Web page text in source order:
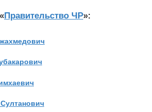
Правительство ЧР»: